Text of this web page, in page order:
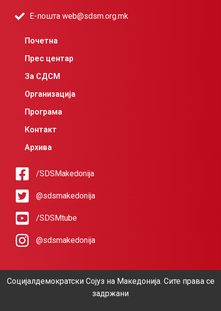
Е-пошта web@sdsm.org.mk
Почетна
Прес центар
За СДСМ
Организација
Програма
Контакт
Архива
/SDSMakedonija
@sdsmakedonija
/SDSMtube
@sdsmakedonija
Социјалдемократски Сојуз на Македонија. Сите права се
задржани